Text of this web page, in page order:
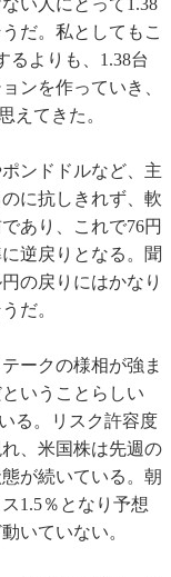
い人にとって1.38
だ。私としてもこ
るよりも、1.38台
ンを作っていき、
えてきた。
ンドドルなど、主
に抗しきれず、軟
あり、これで76円
逆戻りとなる。聞
の戻りにはかなり
だ。
ークの様相が強ま
いうことらしい
る。リスク許容度
、米国株は先週の
が続いている。朝
1.5％となり予想
いていない。